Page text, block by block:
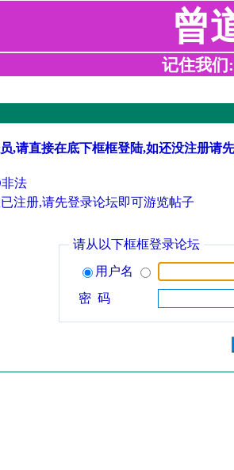
曾
记住我们
,请直接在底下框框登陆,如还没注册请
法
注册,请先登录论坛即可游览帖子
请从以下框框登录论坛
用户名
密 码